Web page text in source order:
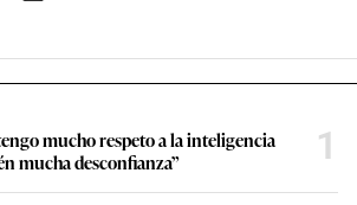
mucho respeto a la inteligencia
mucha desconfianza”
1